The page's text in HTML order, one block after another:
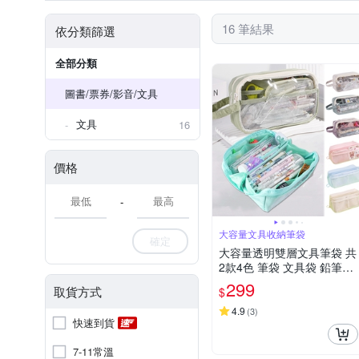
依分類篩選
全部分類
圖書/票券/影音/文具
文具
16
價格
-
確定
取貨方式
快速到貨
7-11常溫
16 筆結果
大容量文具收納筆袋
大容量透明雙層文具筆袋 共
2款4色 筆袋 文具袋 鉛筆盒
透明筆袋 透明鉛筆盒
$299
4.9 (3)